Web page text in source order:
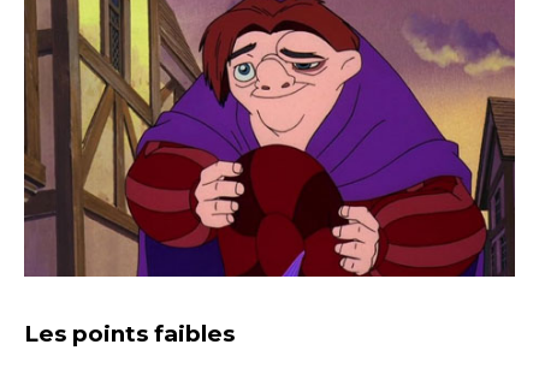
Les points faibles